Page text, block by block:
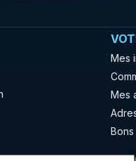
Mes
Mes